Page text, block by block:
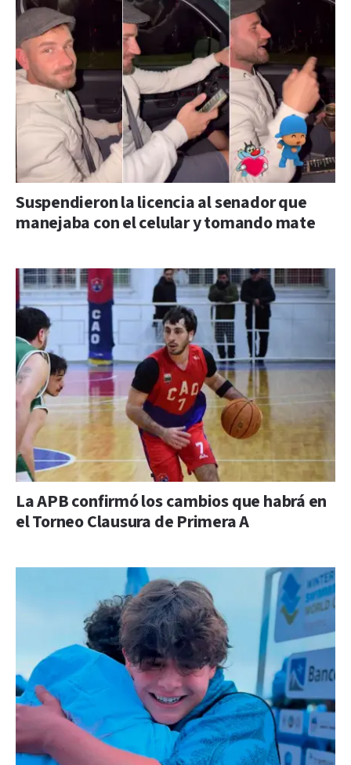
Suspendieron la licencia al senador que
manejaba con el celular y tomando mate
La APB confirmó los cambios que habrá en
el Torneo Clausura de Primera A